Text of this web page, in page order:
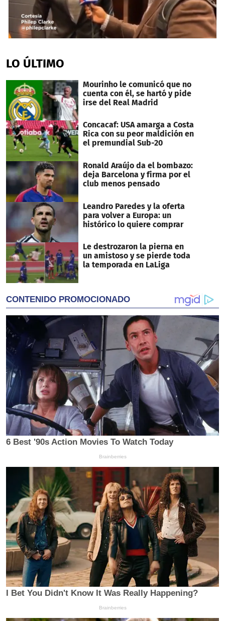
of
1
15
seconds
LO ÚLTIMO
Mourinho le comunicó que no
cuenta con él, se hartó y pide
irse del Real Madrid
Concacaf: USA amarga a Costa
Rica con su peor maldición en
el premundial Sub-20
Ronald Araújo da el bombazo:
deja Barcelona y firma por el
club menos pensado
Leandro Paredes y la oferta
para volver a Europa: un
histórico lo quiere comprar
Le destrozaron la pierna en
un amistoso y se pierde toda
la temporada en LaLiga